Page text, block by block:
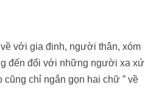
với gia đinh, người thân, xóm
đến đổi với những người xa xứ
chỉ ngắn gọn hai chữ ” về